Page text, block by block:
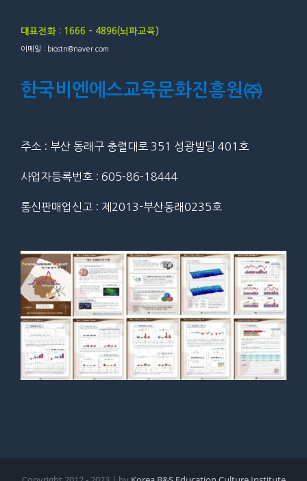
대표전화 : 1666 – 4896(뇌파교육)
이메일 : biostn@naver.com
한국비엔에스교육문화진흥원㈜
주소 : 부산 동래구 충렬대로 351 성광빌딩 401호
사업자등록번호 : 605-86-18444
통신판매업신고 : 제2013-부산동래0235호